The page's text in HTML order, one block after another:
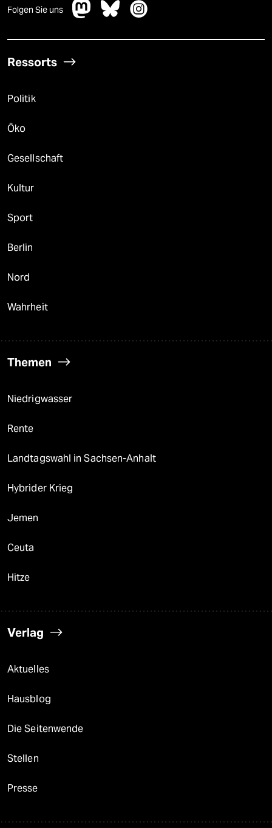
Folgen Sie uns
Ressorts
Politik
Öko
Gesellschaft
Kultur
Sport
Berlin
Nord
Wahrheit
Themen
Niedrigwasser
Rente
Landtagswahl in Sachsen-Anhalt
Hybrider Krieg
Jemen
Ceuta
Hitze
Verlag
Aktuelles
Hausblog
Die Seitenwende
Stellen
Presse